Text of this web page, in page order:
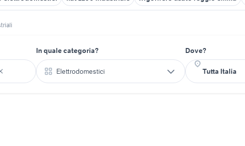
In quale categoria?
Elettrodomestici
Dove?